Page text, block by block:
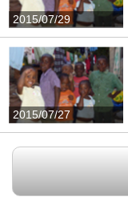
2015/07/29
2015/07/27